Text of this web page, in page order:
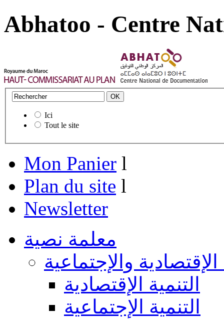
Abhatoo - Centre
Ici
Tout le site
Mon Panier l
Plan du site l
Newsletter
معلمة نصية
الإقتصادية والإجتماعية
التنمية الإقتصادية
التنمية الإجتماعية